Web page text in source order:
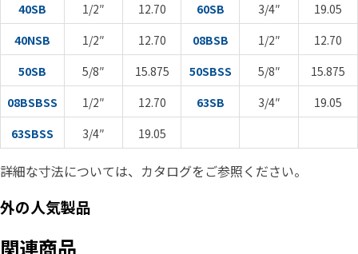
40SB
1/2″ 12.70 60SB 3/4″
19.05
40NSB
1/2″ 12.70 08BSB 1/2″
12.70
50SB
5/8″ 15.875 50SBSS 5/8″
15.875
08BSBSS
1/2″ 12.70 63SB 3/4″
19.05
63SBSS
3/4″ 19.05
詳細な寸法については、カタログをご参照ください。
外の人気製品
関連商品